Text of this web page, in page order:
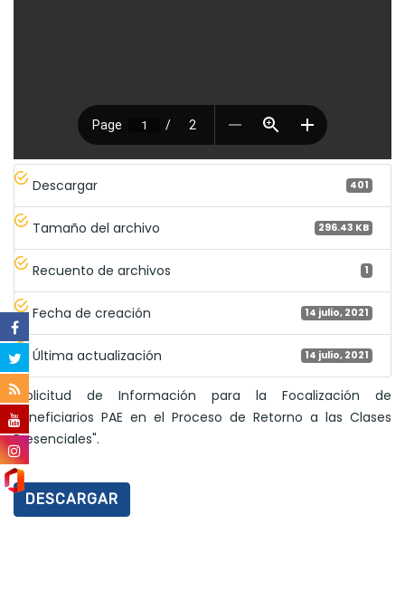
Descargar 401
Tamaño del archivo 296.43 KB
Recuento de archivos 1
Fecha de creación 14 julio, 2021
Última actualización 14 julio, 2021
"Solicitud de Información para la Focalización de
Beneficiarios PAE en el Proceso de Retorno a las Clases
Presenciales".
DESCARGAR